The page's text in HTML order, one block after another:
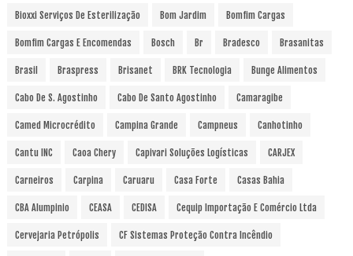
Bioxxi Serviços De Esterilização Bom Jardim Bomfim Cargas
Bomfim Cargas E Encomendas Bosch Br Bradesco Brasanitas
Brasil Braspress Brisanet BRK Tecnologia Bunge Alimentos
Cabo De S. Agostinho Cabo De Santo Agostinho Camaragibe
Camed Microcrédito Campina Grande Campneus Canhotinho
Cantu INC Caoa Chery Capivari Soluções Logísticas CARJEX
Carneiros Carpina Caruaru Casa Forte Casas Bahia
CBA Alumpinio CEASA CEDISA Cequip Importação E Comércio Ltda
Cervejaria Petrópolis CF Sistemas Proteção Contra Incêndio